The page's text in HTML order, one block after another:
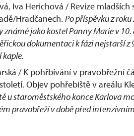
Iva Herichová / Revize
Hradčanech. Po příspěvku z
jako kostel Panny Marie v
dokumentaci k fázi nejstarší z
kaple.
/ K pohřbívání v pravobřežní
Objev pohřebiště v areálu
u staroměstského konce Karlova
pravobřeží v době před